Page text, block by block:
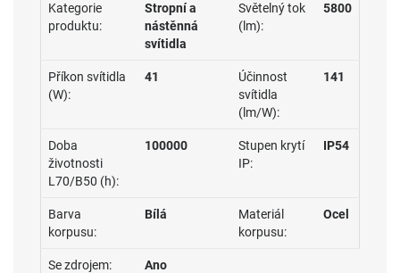
Kategorie
produktu:
Stropní a
nástěnná
svítidla
Světelný tok
(lm):
5800
Příkon svítidla
(W):
41
Účinnost
svítidla
(lm/W):
141
Doba
životnosti
L70/B50 (h):
100000
Stupen krytí
IP:
IP54
Barva
korpusu:
Bílá
Materiál
korpusu:
Ocel
Se zdrojem: Ano